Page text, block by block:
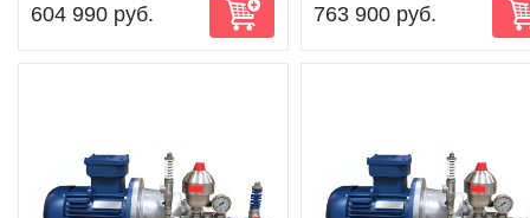
604 990 руб. 763 900 руб.